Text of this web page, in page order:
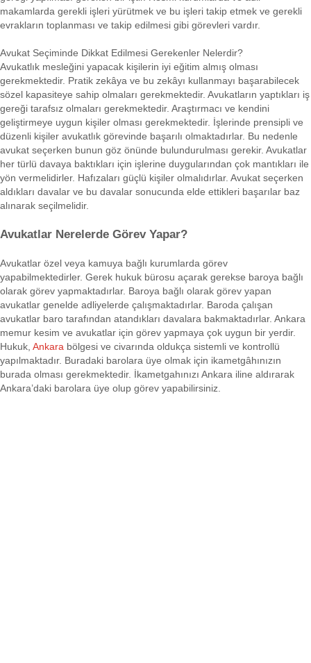
makamlarda gerekli işleri yürütmek ve bu işleri takip etmek ve gerekli
evrakların toplanması ve takip edilmesi gibi görevleri vardır.
Avukat Seçiminde Dikkat Edilmesi Gerekenler Nelerdir?
Avukatlık mesleğini yapacak kişilerin iyi eğitim almış olması
gerekmektedir. Pratik zekâya ve bu zekâyı kullanmayı başarabilecek
sözel kapasiteye sahip olmaları gerekmektedir. Avukatların yaptıkları iş
gereği tarafsız olmaları gerekmektedir. Araştırmacı ve kendini
geliştirmeye uygun kişiler olması gerekmektedir. İşlerinde prensipli ve
düzenli kişiler avukatlık görevinde başarılı olmaktadırlar. Bu nedenle
avukat seçerken bunun göz önünde bulundurulması gerekir. Avukatlar
her türlü davaya baktıkları için işlerine duygularından çok mantıkları ile
yön vermelidirler. Hafızaları güçlü kişiler olmalıdırlar. Avukat seçerken
aldıkları davalar ve bu davalar sonucunda elde ettikleri başarılar baz
alınarak seçilmelidir.
Avukatlar Nerelerde Görev Yapar?
Avukatlar özel veya kamuya bağlı kurumlarda görev
yapabilmektedirler. Gerek hukuk bürosu açarak gerekse baroya bağlı
olarak görev yapmaktadırlar. Baroya bağlı olarak görev yapan
avukatlar genelde adliyelerde çalışmaktadırlar. Baroda çalışan
avukatlar baro tarafından atandıkları davalara bakmaktadırlar. Ankara
memur kesim ve avukatlar için görev yapmaya çok uygun bir yerdir.
Hukuk, Ankara bölgesi ve civarında oldukça sistemli ve kontrollü
yapılmaktadır. Buradaki barolara üye olmak için ikametgâhınızın
burada olması gerekmektedir. İkametgahınızı Ankara iline aldırarak
Ankara’daki barolara üye olup görev yapabilirsiniz.